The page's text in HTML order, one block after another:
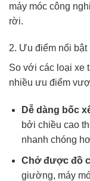
máy móc công
rời.
2. Ưu điểm nổi bật
So với các loại xe
nhiều ưu điểm
Dễ dàng bốc
bởi chiều cao
nhanh chóng
Chở được đồ
giường, máy